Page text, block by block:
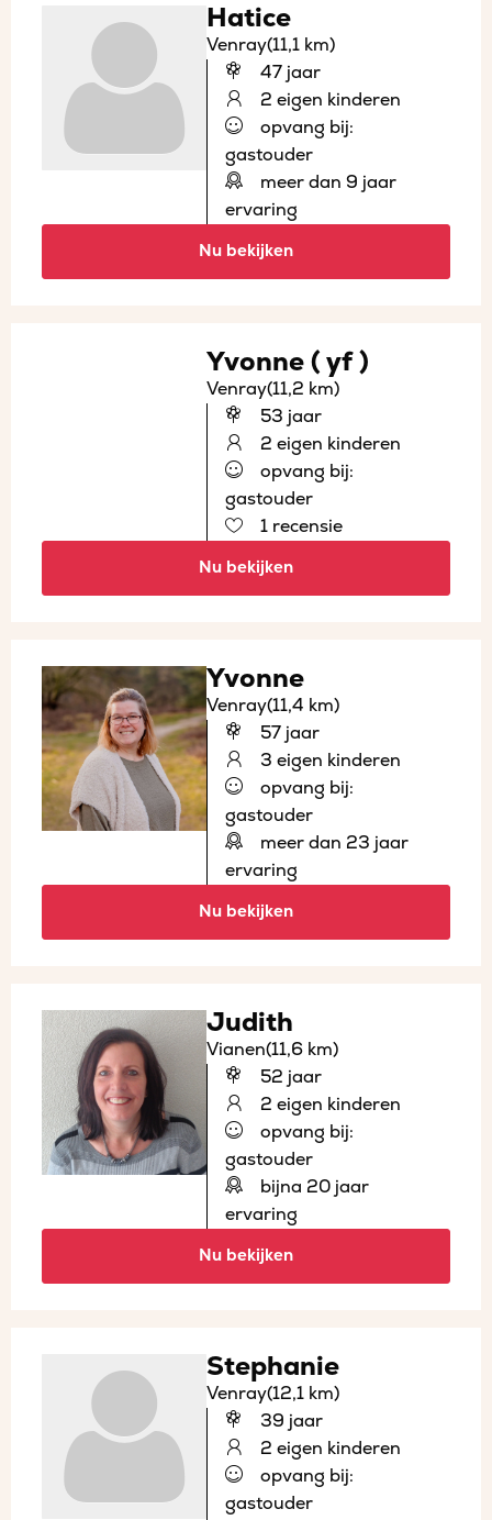
Hatice
Venray(11,1 km)
47 jaar
2 eigen kinderen
opvang bij:
gastouder
meer dan 9 jaar
ervaring
Nu bekijken
Yvonne ( yf )
Venray(11,2 km)
53 jaar
2 eigen kinderen
opvang bij:
gastouder
1 recensie
Nu bekijken
Yvonne
Venray(11,4 km)
57 jaar
3 eigen kinderen
opvang bij:
gastouder
meer dan 23 jaar
ervaring
Nu bekijken
Judith
Vianen(11,6 km)
52 jaar
2 eigen kinderen
opvang bij:
gastouder
bijna 20 jaar
ervaring
Nu bekijken
Stephanie
Venray(12,1 km)
39 jaar
2 eigen kinderen
opvang bij:
gastouder